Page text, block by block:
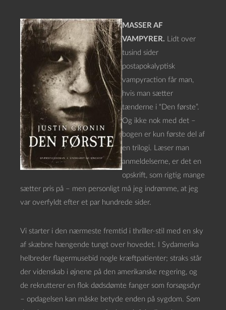
MASSER AF
VAMPYRER. Lidt over
tusind sider
postapokalyptisk
vampyraction får man,
hvis man sætter
tænderne i “Den første”.
Og ikke nok med det –
bogen er kun første del af
en trilogi. Læser man
anmeldelserne, er det en
opskrift, som rigtig mange
sætter pris på – men personligt må jeg indrømme, at jeg
var overfyldt efter et par hundrede sider.
Vi starter i den nærmeste fremtid i thriller-stil med en sky
af skæbne hængende tungt over hovedet. I Sydamerika
helbreder flagermusebid nogle kræftpatienter; straks står
der videnskab i øjnene på den amerikanske regering, og
de rekrutterer en flok dødsdømte fanger som forsøgsdyr
– opdagelsen kan måske betyde enden på sygdom. Som